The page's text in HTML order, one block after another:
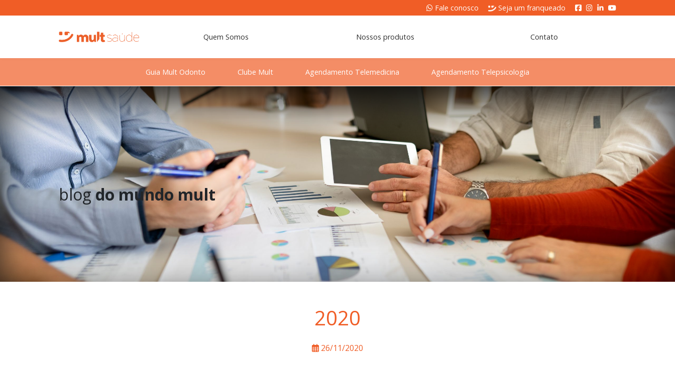
Fale conosco Seja um franqueado
Quem Somos Nossos produtos Contato
Guia Mult Odonto Clube Mult Agendamento Telemedicina Agendamento Telepsicologia
blogdo mundo mult
2020
26/11/2020